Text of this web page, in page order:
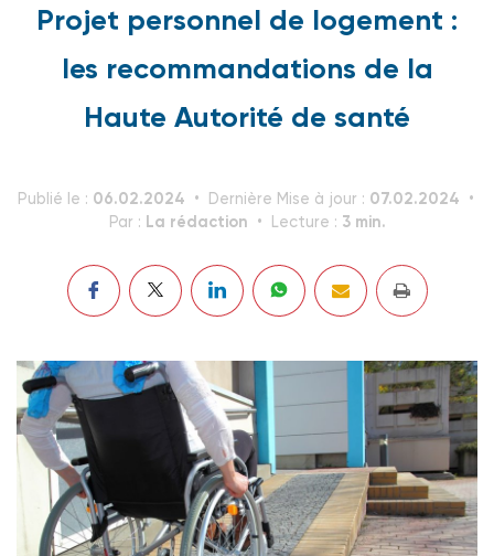
Projet personnel de logement :
les recommandations de la
Haute Autorité de santé
Publié le : 06.02.2024 Dernière Mise à jour : 07.02.2024
Par : La rédaction Lecture : 3 min.